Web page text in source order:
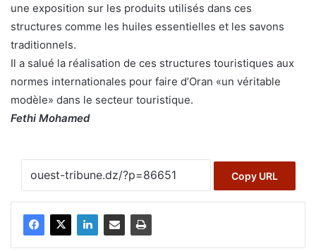
une exposition sur les produits utilisés dans ces
structures comme les huiles essentielles et les savons
traditionnels.
Il a salué la réalisation de ces structures touristiques aux
normes internationales pour faire d’Oran «un véritable
modèle» dans le secteur touristique.
Fethi Mohamed
Copy URL